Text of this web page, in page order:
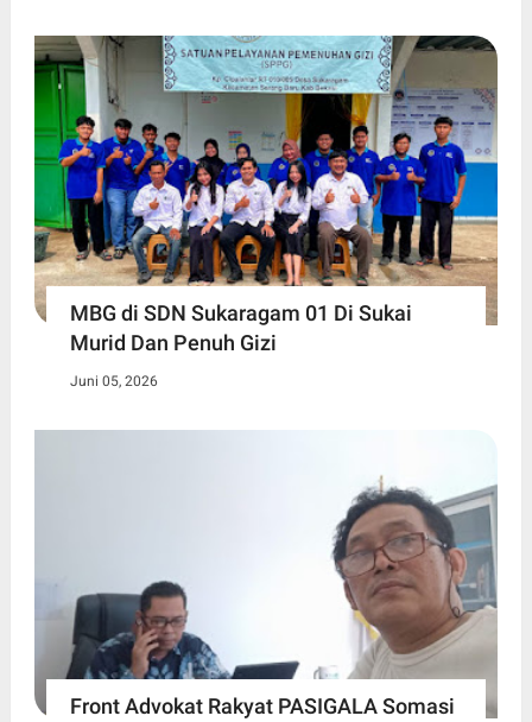
MBG di SDN Sukaragam 01 Di Sukai
Murid Dan Penuh Gizi
Juni 05, 2026
Front Advokat Rakyat PASIGALA Somasi